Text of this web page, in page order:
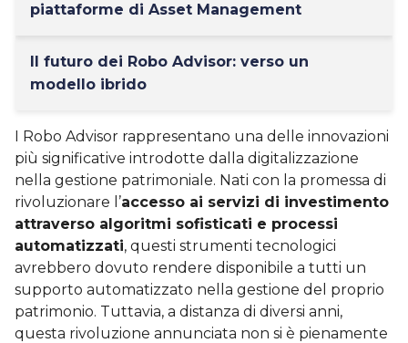
piattaforme di Asset Management
Il futuro dei Robo Advisor: verso un
modello ibrido
I Robo Advisor rappresentano una delle innovazioni
più significative introdotte dalla digitalizzazione
nella gestione patrimoniale. Nati con la promessa di
rivoluzionare l’accesso ai servizi di investimento
attraverso algoritmi sofisticati e processi
automatizzati, questi strumenti tecnologici
avrebbero dovuto rendere disponibile a tutti un
supporto automatizzato nella gestione del proprio
patrimonio. Tuttavia, a distanza di diversi anni,
questa rivoluzione annunciata non si è pienamente